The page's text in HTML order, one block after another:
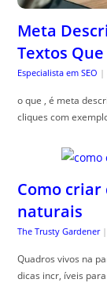
Meta
Textos
Especialista em SEO |
o que , é meta
cliques com
Como
naturais
The Trusty Gardener |
Quadros vivos na
dicas incr, íveis